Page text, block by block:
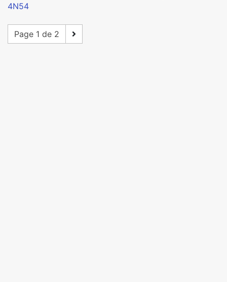
4N54
Page 1 de 2